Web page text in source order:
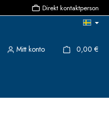
Direkt kontaktperson
har 0 objekt i önskelistan
Mitt konto 0,00 €